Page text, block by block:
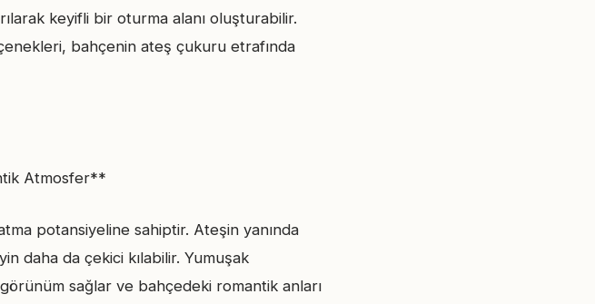
keyifli bir oturma alanı oluşturabilir.
bahçenin ateş çukuru etrafında
Atmosfer**
potansiyeline sahiptir. Ateşin yanında
daha da çekici kılabilir. Yumuşak
sağlar ve bahçedeki romantik anları